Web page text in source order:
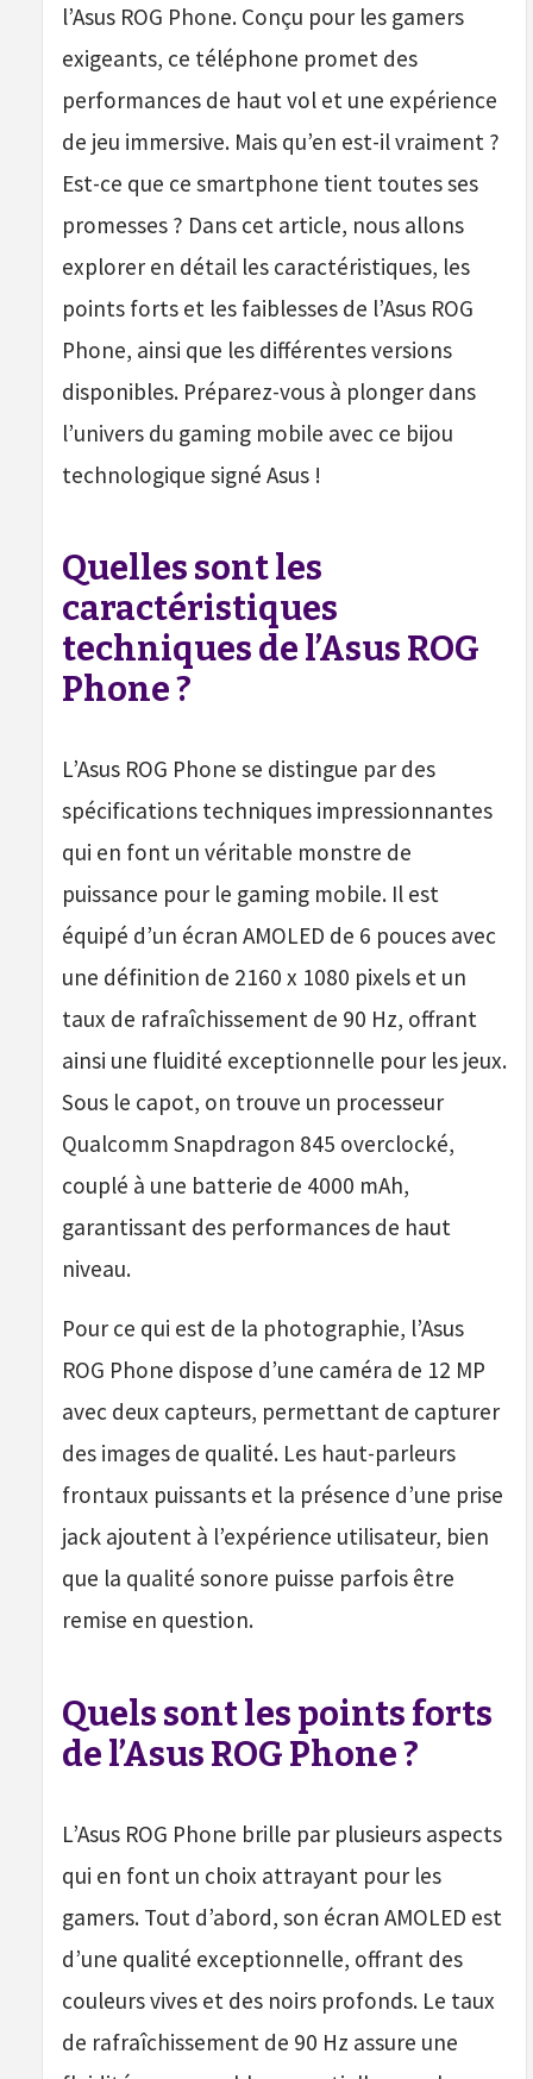
l’Asus ROG Phone. Conçu pour les gamers
exigeants, ce téléphone promet des
performances de haut vol et une expérience
de jeu immersive. Mais qu’en est-il vraiment ?
Est-ce que ce smartphone tient toutes ses
promesses ? Dans cet article, nous allons
explorer en détail les caractéristiques, les
points forts et les faiblesses de l’Asus ROG
Phone, ainsi que les différentes versions
disponibles. Préparez-vous à plonger dans
l’univers du gaming mobile avec ce bijou
technologique signé Asus !
Quelles sont les
caractéristiques
techniques de l’Asus ROG
Phone ?
L’Asus ROG Phone se distingue par des
spécifications techniques impressionnantes
qui en font un véritable monstre de
puissance pour le gaming mobile. Il est
équipé d’un écran AMOLED de 6 pouces avec
une définition de 2160 x 1080 pixels et un
taux de rafraîchissement de 90 Hz, offrant
ainsi une fluidité exceptionnelle pour les jeux.
Sous le capot, on trouve un processeur
Qualcomm Snapdragon 845 overclocké,
couplé à une batterie de 4000 mAh,
garantissant des performances de haut
niveau.
Pour ce qui est de la photographie, l’Asus
ROG Phone dispose d’une caméra de 12 MP
avec deux capteurs, permettant de capturer
des images de qualité. Les haut-parleurs
frontaux puissants et la présence d’une prise
jack ajoutent à l’expérience utilisateur, bien
que la qualité sonore puisse parfois être
remise en question.
Quels sont les points forts
de l’Asus ROG Phone ?
L’Asus ROG Phone brille par plusieurs aspects
qui en font un choix attrayant pour les
gamers. Tout d’abord, son écran AMOLED est
d’une qualité exceptionnelle, offrant des
couleurs vives et des noirs profonds. Le taux
de rafraîchissement de 90 Hz assure une